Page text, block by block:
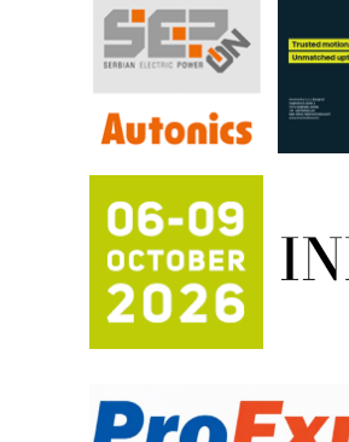
RILINEX kompanije Rittal
FANUC: Najbolje za vašu
automatizaciju
Efikasno upravljanje
Automatizacija pakovanja ·
Potpuna efikasnost bez
sistema
Trajna oznaka kao
Bezbednost na prvom
IB BLUMENAUER - više od
poverenja u industriji
– Pametna signalizacija za
upravljanje mašinama